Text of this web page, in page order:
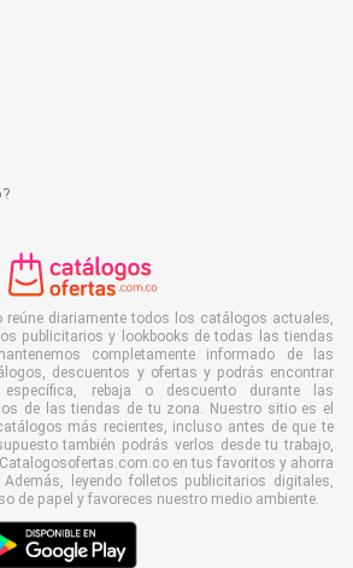
reúne diariamente todos los catálogos actuales,
publicitarios y lookbooks de todas las tiendas
completamente informado de las
descuentos y ofertas y podrás encontrar
rebaja o descuento durante las
de las tiendas de tu zona. Nuestro sitio es el
más recientes, incluso antes de que te
también podrás verlos desde tu trabajo,
en tus favoritos y ahorra
leyendo folletos publicitarios digitales,
de papel y favoreces nuestro medio ambiente.